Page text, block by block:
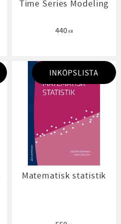
Time Series Modeling
440KR
Matematisk statistik
INKÖPSLISTA